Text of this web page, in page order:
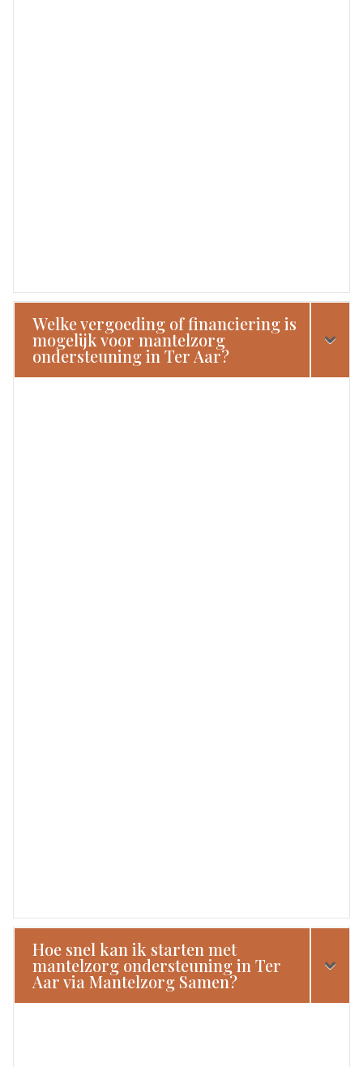
Welke vergoeding of financiering is
mogelijk voor mantelzorg
ondersteuning in Ter Aar?
Hoe snel kan ik starten met
mantelzorg ondersteuning in Ter
Aar via Mantelzorg Samen?